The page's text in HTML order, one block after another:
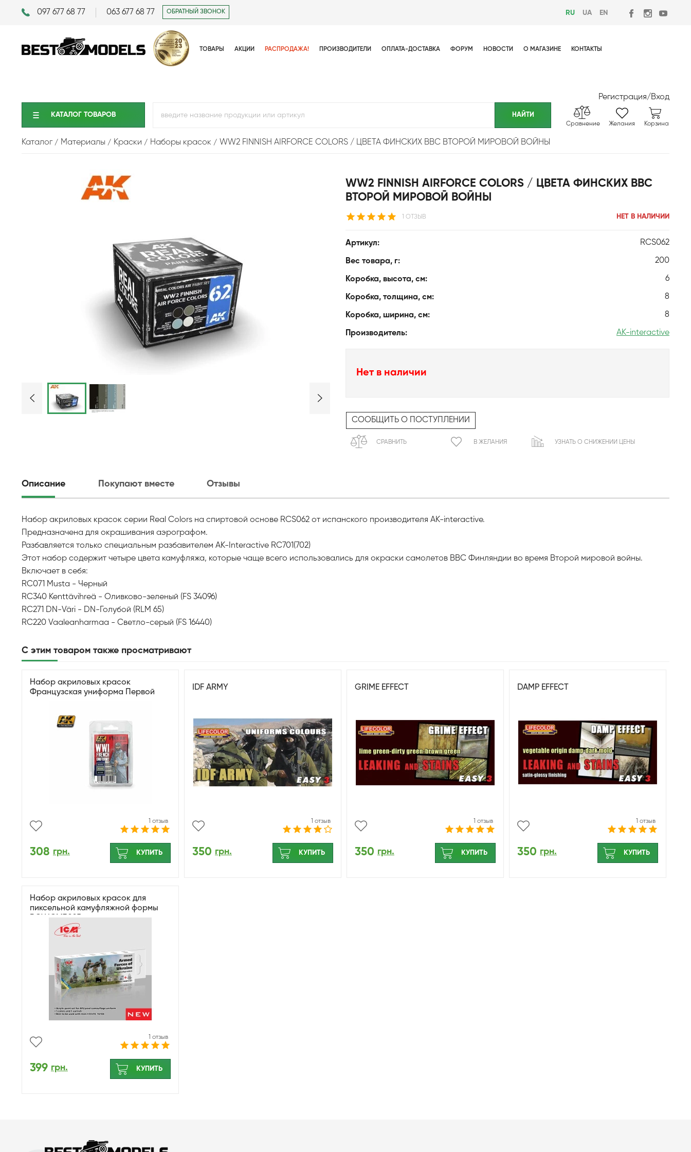
097 677 68 77 063 677 68 77 ОБРАТНЫЙ ЗВОНОК RU UA EN
ТОВАРЫ АКЦИИ РАСПРОДАЖА! ПРОИЗВОДИТЕЛИ ОПЛАТА-ДОСТАВКА ФОРУМ НОВОСТИ О МАГАЗИНЕ КОНТАКТЫ
Регистрация/Вход
КАТАЛОГ ТОВАРОВ
Сравнение Желания Корзина
Каталог Материалы Краски Наборы красок WW2 FINNISH AIRFORCE COLORS / ЦВЕТА ФИНСКИХ ВВС ВТОРОЙ МИРОВОЙ ВОЙНЫ
WW2 FINNISH AIRFORCE COLORS / ЦВЕТА ФИНСКИХ ВВС
ВТОРОЙ МИРОВОЙ ВОЙНЫ
1 ОТЗЫВ НЕТ В НАЛИЧИИ
Артикул: RCS062
Вес товара, г: 200
Коробка, высота, см: 6
Коробка, толщина, см: 8
Коробка, ширина, см: 8
Производитель: AK-interactive
Нет в наличии
СООБЩИТЬ О ПОСТУПЛЕНИИ
СРАВНИТЬ В ЖЕЛАНИЯ УЗНАТЬ О СНИЖЕНИИ ЦЕНЫ
Описание Покупают вместе Отзывы
Набор акриловых красок серии Real Colors на спиртовой основе RCS062 от испанского производителя AK-interactive.
Предназначена для окрашивания аэрографом.
Разбавляется только специальным разбавителем AK-Interactive RC701(702)
Этот набор содержит четыре цвета камуфляжа, которые чаще всего использовались для окраски самолетов ВВС Финляндии во время Второй мировой войны.
Включает в себя:
RC071 Musta - Черный
RC340 Kenttävihreä - Оливково-зеленый (FS 34096)
RC271 DN-Väri - DN-Голубой (RLM 65)
RC220 Vaaleanharmaa - Светло-серый (FS 16440)
С этим товаром также просматривают
Набор акриловых красок
Французская униформа Первой
1 отзыв
308 грн. КУПИТЬ
IDF ARMY
1 отзыв
350 грн. КУПИТЬ
GRIME EFFECT
1 отзыв
350 грн. КУПИТЬ
DAMP EFFECT
1 отзыв
350 грн. КУПИТЬ
Набор акриловых красок для
пиксельной камуфляжной формы
ВСУ ICM3025
1 отзыв
399 грн. КУПИТЬ